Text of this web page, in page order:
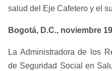
salud del Eje Cafetero y el
Bogotá, D.C., noviembre
La Administradora de los
de Seguridad Social en